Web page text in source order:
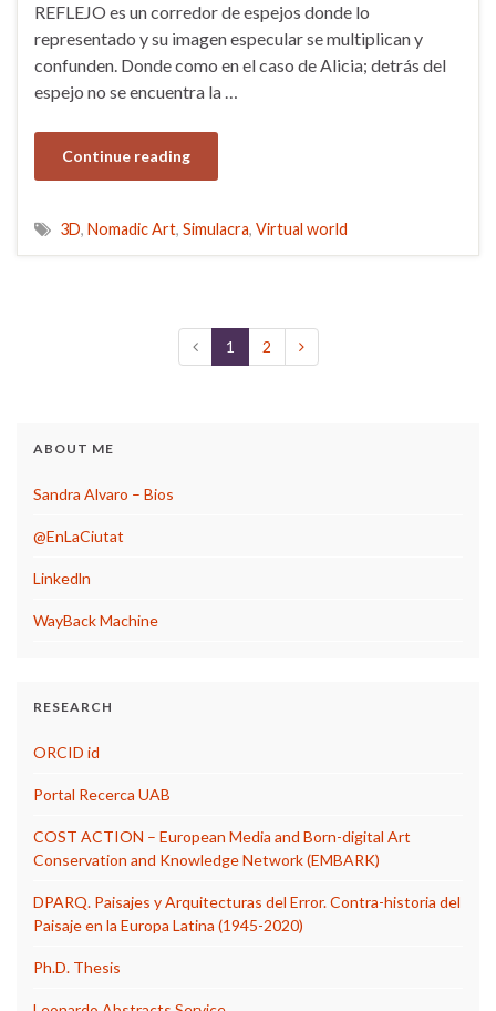
REFLEJO es un corredor de espejos donde lo
representado y su imagen especular se multiplican y
confunden. Donde como en el caso de Alicia; detrás del
espejo no se encuentra la …
Continue reading
3D, Nomadic Art, Simulacra, Virtual world
1 2
ABOUT ME
Sandra Alvaro – Bios
@EnLaCiutat
Linkedln
WayBack Machine
RESEARCH
ORCID id
Portal Recerca UAB
COST ACTION – European Media and Born-digital Art
Conservation and Knowledge Network (EMBARK)
DPARQ. Paisajes y Arquitecturas del Error. Contra-historia del
Paisaje en la Europa Latina (1945-2020)
Ph.D. Thesis